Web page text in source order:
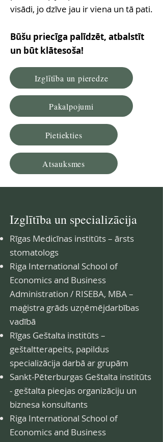
visādi, jo dzīve jau ir viena un tā pati.
Būšu priecīga palīdzēt, atbalstīt
un būt klātesoša!
Izglītība un pieredze
Pakalpojumi
Pietiekties
Atsauksmes
Izglītība un specializācija
Rīgas Medicīnas institūts – ārsts
stomatologs
Riga International School of
Economics and Business
Administration / RISEBA, MBA –
maģistra grāds uzņēmējdarbības
vadībā
Rīgas Geštalta institūts –
geštaltterapeits, papildus
specializācija darbā ar grupām
Sankt-Pēterburgas Geštalta institūts
- geštalta pieejas organizāciju un
biznesa konsultants
Riga International School of
Economics and Business